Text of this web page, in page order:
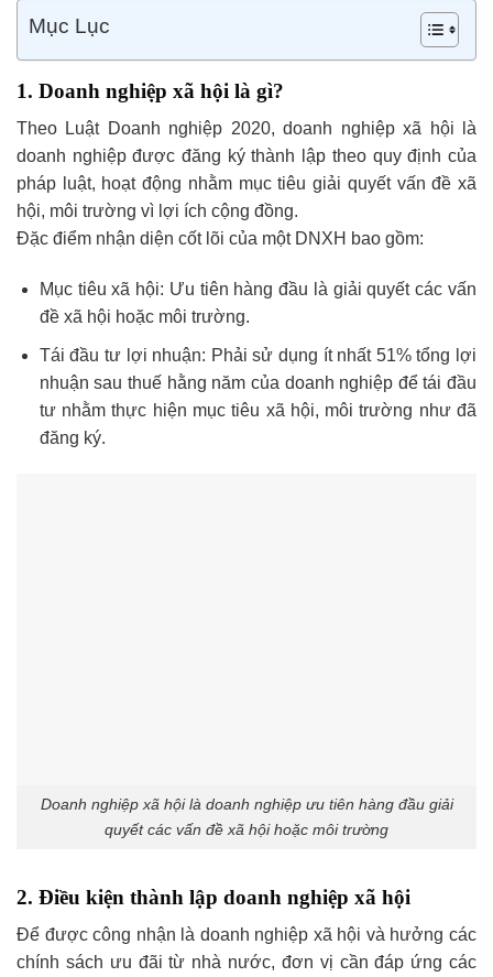
Mục Lục
1. Doanh nghiệp xã hội là gì?
Theo Luật Doanh nghiệp 2020, doanh nghiệp xã hội là
doanh nghiệp được đăng ký thành lập theo quy định của
pháp luật, hoạt động nhằm mục tiêu giải quyết vấn đề xã
hội, môi trường vì lợi ích cộng đồng.
Đặc điểm nhận diện cốt lõi của một DNXH bao gồm:
Mục tiêu xã hội: Ưu tiên hàng đầu là giải quyết các vấn
đề xã hội hoặc môi trường.
Tái đầu tư lợi nhuận: Phải sử dụng ít nhất 51% tổng lợi
nhuận sau thuế hằng năm của doanh nghiệp để tái đầu
tư nhằm thực hiện mục tiêu xã hội, môi trường như đã
đăng ký.
Doanh nghiệp xã hội là doanh nghiệp ưu tiên hàng đầu giải
quyết các vấn đề xã hội hoặc môi trường
2. Điều kiện thành lập doanh nghiệp xã hội
Để được công nhận là doanh nghiệp xã hội và hưởng các
chính sách ưu đãi từ nhà nước, đơn vị cần đáp ứng các